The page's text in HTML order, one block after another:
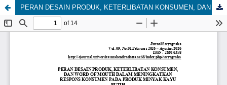
PERAN DESAIN PRODUK, KETERLIBATAN KONSUMEN, DAN WORD OF MOUTH DALAM MENINGKATKAN RESPONS KONSUMEN PADA PRODUK MINYAK KAYU PUTIH